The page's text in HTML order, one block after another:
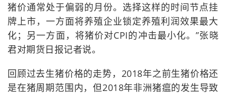
猪价通常处于偏弱的月份。选择这样的时间节点挂
牌上市，一方面将养殖企业锁定养殖利润效果最大
化；另一方面，将猪价对CPI的冲击最小化。”张晓
君对期货日报记者说。
回顾过去生猪价格的走势，2018年之前生猪价格还
是在猪周期范围内，但2018年非洲猪瘟的发生导致